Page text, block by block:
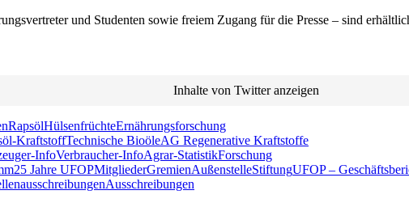
und Studenten sowie freiem Zugang für die Presse – sind
Inhalte von Twitter anzeigen
RapsölHülsenfrüchteErnährungsforschung
KraftstoffTechnische BioöleAG Regenerative Kraftstoffe
InfoVerbraucher-InfoAgrar-StatistikForschung
25 Jahre UFOPMitgliederGremienAußenstelleStiftungUFOP –
Ausschreibungen